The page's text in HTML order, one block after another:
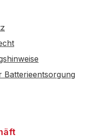
Batterieentsorgung